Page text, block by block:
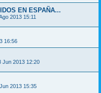
EN ESPAÑA...
2013 15:11
16:56
Jun 2013 12:20
2013 15:35